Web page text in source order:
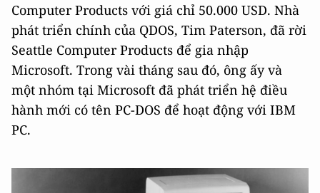
Computer Products với giá chỉ 50.000 USD. Nhà
phát triển chính của QDOS, Tim Paterson, đã rời
Seattle Computer Products để gia nhập
Microsoft. Trong vài tháng sau đó, ông ấy và
một nhóm tại Microsoft đã phát triển hệ điều
hành mới có tên PC-DOS để hoạt động với IBM
PC.